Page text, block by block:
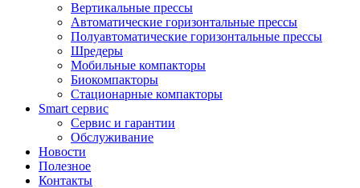
Вертикальные прессы
Автоматические горизонтальные прессы
Полуавтоматические горизонтальные прессы
Шредеры
Мобильные компакторы
Биокомпакторы
Стационарные компакторы
Smart сервис
Сервис и гарантии
Обслуживание
Новости
Полезное
Контакты